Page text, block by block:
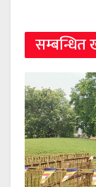
सम्बन्धित